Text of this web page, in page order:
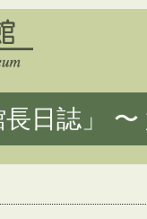
日誌」